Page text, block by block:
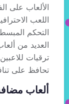
الألعاب على
اللعب
التحكم
العديد من
ترقيات
تحافظ على
ألعاب